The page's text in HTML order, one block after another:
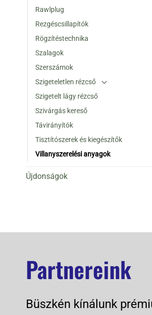
Rawlplug
Rezgéscsillapítók
Rögzítéstechnika
Szalagok
Szerszámok
Szigeteletlen rézcső
Szigetelt lágy rézcső
Szivárgás kereső
Távirányítók
Tisztítószerek és kiegészítők
Villanyszerelési anyagok
Újdonságok
Partnereink
Büszkén kínálunk